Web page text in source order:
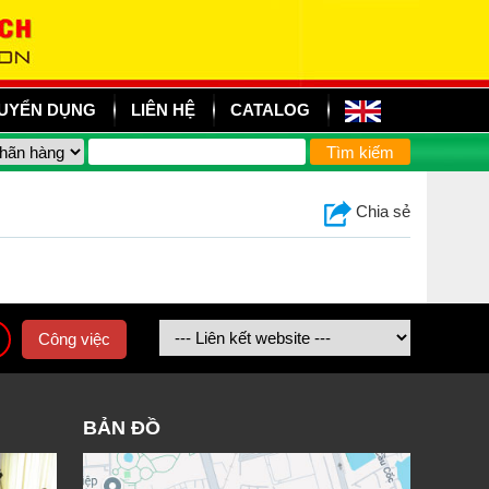
DỤNG LIÊN HỆ CATALOG
Chia sẻ
Công việc
BẢN ĐỒ